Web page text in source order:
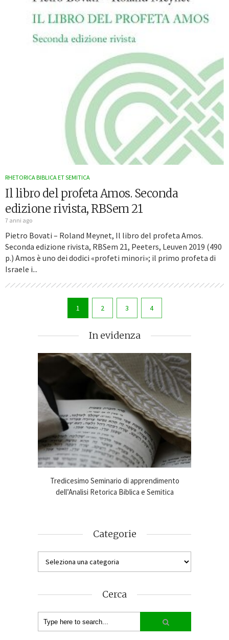
RHETORICA BIBLICA ET SEMITICA
Il libro del profeta Amos. Seconda
edizione rivista, RBSem 21
7 anni ago
Pietro Bovati – Roland Meynet, Il libro del profeta Amos.
Seconda edizione rivista, RBSem 21, Peeters, Leuven 2019 (490
p.) Amos è uno dei dodici «profeti minori»; il primo profeta di
Israele i...
1 2 3 4
In evidenza
Tredicesimo Seminario di apprendimento
dell’Analisi Retorica Biblica e Semitica
Categorie
Cerca